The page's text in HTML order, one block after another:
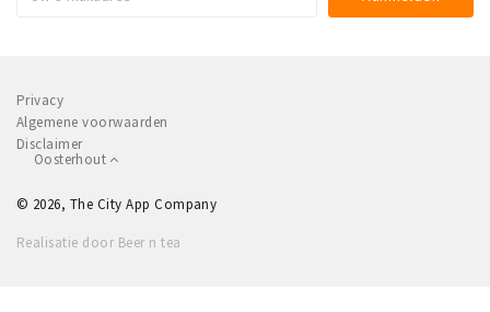
Privacy
Algemene voorwaarden
Disclaimer
Oosterhout
© 2026, The City App Company
Realisatie door Beer n tea